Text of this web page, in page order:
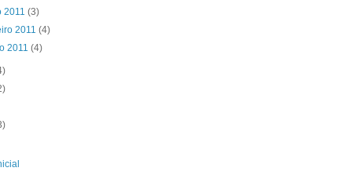
2011(3)
2011(4)
2011(4)